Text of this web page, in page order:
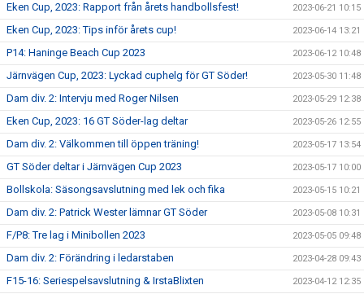
Eken Cup, 2023: Rapport från årets handbollsfest! 2023-06-21 10:15
Eken Cup, 2023: Tips inför årets cup! 2023-06-14 13:21
P14: Haninge Beach Cup 2023 2023-06-12 10:48
Järnvägen Cup, 2023: Lyckad cuphelg för GT Söder! 2023-05-30 11:48
Dam div. 2: Intervju med Roger Nilsen 2023-05-29 12:38
Eken Cup, 2023: 16 GT Söder-lag deltar 2023-05-26 12:55
Dam div. 2: Välkommen till öppen träning! 2023-05-17 13:54
GT Söder deltar i Järnvägen Cup 2023 2023-05-17 10:00
Bollskola: Säsongsavslutning med lek och fika 2023-05-15 10:21
Dam div. 2: Patrick Wester lämnar GT Söder 2023-05-08 10:31
F/P8: Tre lag i Minibollen 2023 2023-05-05 09:48
Dam div. 2: Förändring i ledarstaben 2023-04-28 09:43
F15-16: Seriespelsavslutning & IrstaBlixten 2023-04-12 12:35